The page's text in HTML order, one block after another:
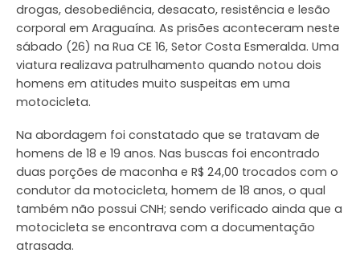
drogas, desobediência, desacato, resistência e lesão
corporal em Araguaína. As prisões aconteceram neste
sábado (26) na Rua CE 16, Setor Costa Esmeralda. Uma
viatura realizava patrulhamento quando notou dois
homens em atitudes muito suspeitas em uma
motocicleta.
Na abordagem foi constatado que se tratavam de
homens de 18 e 19 anos. Nas buscas foi encontrado
duas porções de maconha e R$ 24,00 trocados com o
condutor da motocicleta, homem de 18 anos, o qual
também não possui CNH; sendo verificado ainda que a
motocicleta se encontrava com a documentação
atrasada.